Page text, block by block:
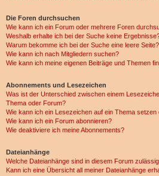
Die Foren durchsuchen
Wie kann ich ein Forum oder mehrere Foren
Weshalb erhalte ich bei der Suche keine
Warum bekomme ich bei der Suche eine leere Seite?
Wie kann ich nach Mitgliedern suchen?
Wie kann ich meine eigenen Beiträge und Themen
Abonnements und Lesezeichen
Was ist der Unterschied zwischen einem
Thema oder Forum?
Wie kann ich ein Lesezeichen auf ein Thema
Wie kann ich ein Forum abonnieren?
Wie deaktiviere ich meine Abonnements?
Dateianhänge
Welche Dateianhänge sind in diesem Forum
Kann ich eine Übersicht all meiner Dateianhänge